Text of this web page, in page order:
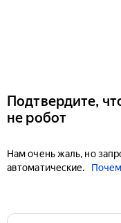
Подтвердите,
не робот
Нам очень жаль, но
автоматические.